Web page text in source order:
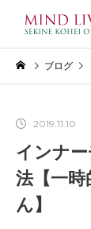
ブログ
2019.11.10
インナ
法【一
ん】